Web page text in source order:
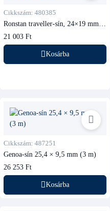
Cikkszám: 480385
Ronstan traveller-sín, 24×19 mm,
3 m, fekete
21 003 Ft
Kosárba
Cikkszám: 487251
Genoa-sín 25,4 × 9,5 mm (3 m)
26 253 Ft
Kosárba